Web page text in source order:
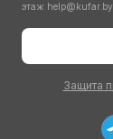
этаж help@kufar.by
Защита